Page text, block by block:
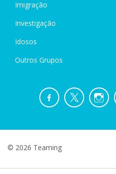
Imigração
Investigação
Idosos
Outros Grupos
© 2026 Teaming